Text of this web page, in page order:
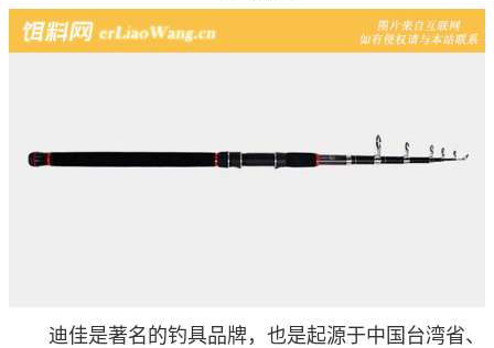
迪佳是著名的钓具品牌，也是起源于中国台湾省、